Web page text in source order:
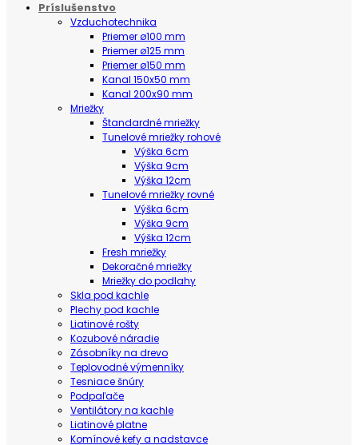
Príslušenstvo
Vzduchotechnika
Priemer ø100 mm
Priemer ø125 mm
Priemer ø150 mm
Kanal 150x50 mm
Kanal 200x90 mm
Mriežky
Štandardné mriežky
Tunelové mriežky rohové
Výška 6cm
Výška 9cm
Výška 12cm
Tunelové mriežky rovné
Výška 6cm
Výška 9cm
Výška 12cm
Fresh mriežky
Dekoračné mriežky
Mriežky do podlahy
Skla pod kachle
Plechy pod kachle
Liatinové rošty
Kozubové náradie
Zásobníky na drevo
Teplovodné výmenníky
Tesniace šnúry
Podpaľače
Ventilátory na kachle
Liatinové platne
Komínové kefy a nadstavce